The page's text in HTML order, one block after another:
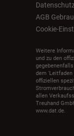
Datenschutz
AGB
Cookie-
Weitere
und zu den
dem
offiziellen
allen
Treuhand
www.dat.de.